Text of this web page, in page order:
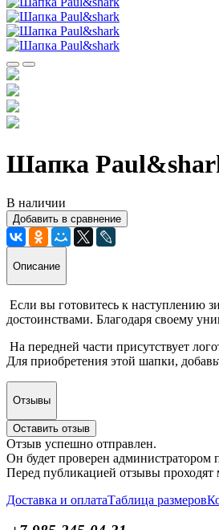
Шапка
В наличии
Добавить в сравнение
Описание
Если вы готовитесь к наступлению
достоинствами. Благодаря своему
На передней части присутствует
Для приобретения этой шапки,
Отзывы
Оставить отзыв
Отзыв успешно отправлен.
Он будет проверен администратором
Перед публикацией отзывы
Доставка и оплатаТаблица размеров